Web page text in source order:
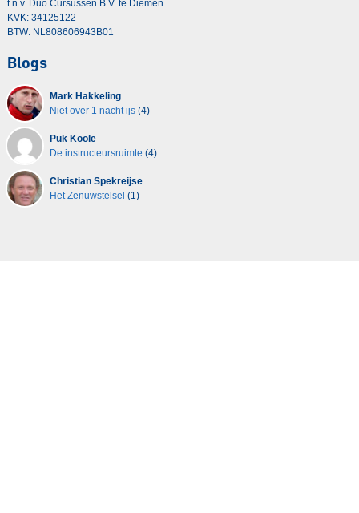
t.n.v. Duo Cursussen B.V. te Diemen
KVK: 34125122
BTW: NL808606943B01
Blogs
Mark Hakkeling
Niet over 1 nacht ijs(4)
Puk Koole
De instructeursruimte (4)
Christian Spekreijse
Het Zenuwstelsel (1)